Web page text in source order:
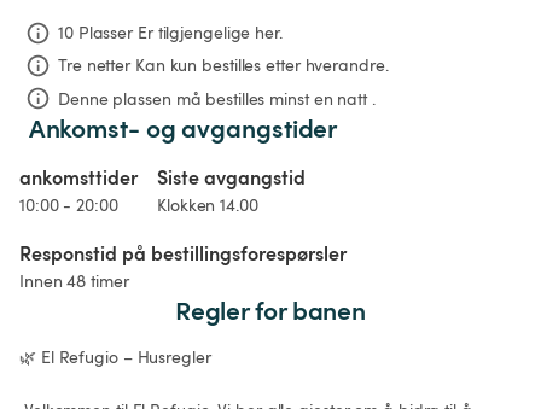
10 Plasser Er tilgjengelige her.
Tre netter Kan kun bestilles etter hverandre.
Denne plassen må bestilles minst en natt .
Ankomst- og avgangstider
ankomsttider
10:00 - 20:00
Siste avgangstid
Klokken 14.00
Responstid på bestillingsforespørsler
Innen 48 timer
Regler for banen
🌿 El Refugio – Husregler